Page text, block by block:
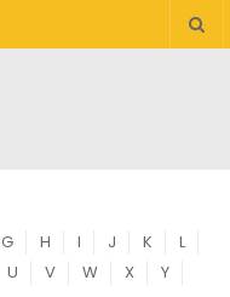
G H I J K
L
U V W X
Y